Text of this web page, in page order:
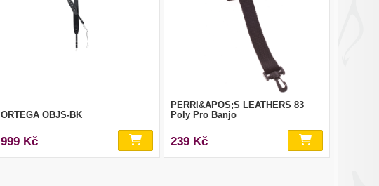
ORTEGA OBJS-BK
999 Kč
PERRI&APOS;S LEATHERS 83
Poly Pro Banjo
239 Kč